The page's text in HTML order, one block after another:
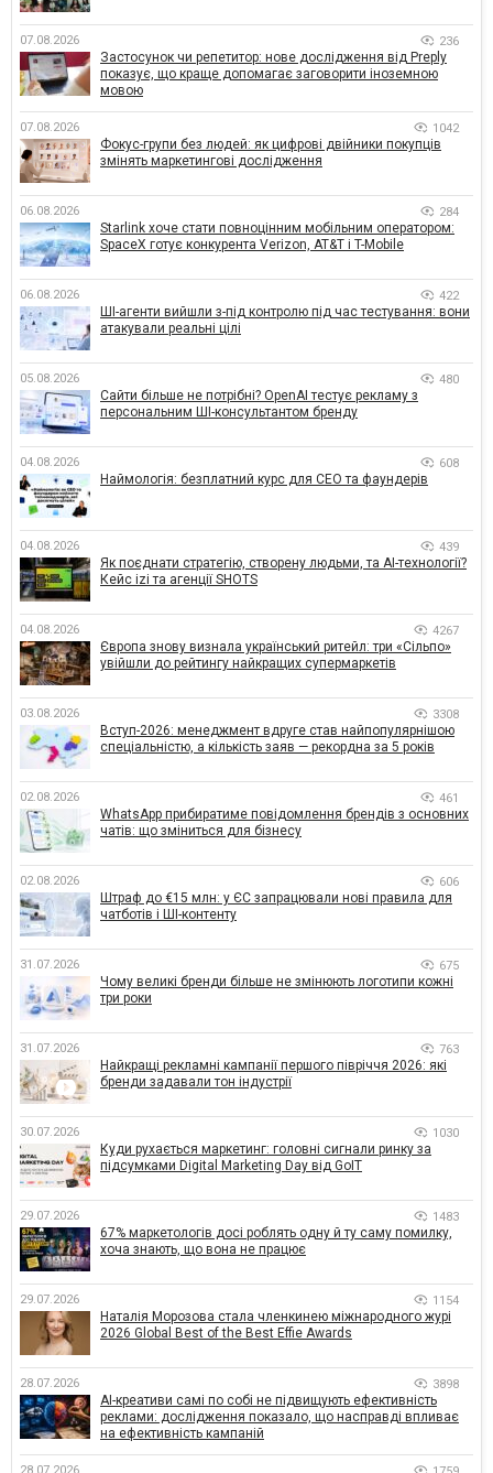
07.08.2026 236
Застосунок чи репетитор: нове дослідження від Preply
показує, що краще допомагає заговорити іноземною
мовою
07.08.2026 1042
Фокус-групи без людей: як цифрові двійники покупців
змінять маркетингові дослідження
06.08.2026 284
Starlink хоче стати повноцінним мобільним оператором:
SpaceX готує конкурента Verizon, AT&T і T-Mobile
06.08.2026 422
ШІ-агенти вийшли з-під контролю під час тестування: вони
атакували реальні цілі
05.08.2026 480
Сайти більше не потрібні? OpenAI тестує рекламу з
персональним ШІ-консультантом бренду
04.08.2026 608
Наймологія: безплатний курс для CEO та фаундерів
04.08.2026 439
Як поєднати стратегію, створену людьми, та AI-технології?
Кейс izi та агенції SHOTS
04.08.2026 4267
Європа знову визнала український ритейл: три «Сільпо»
увійшли до рейтингу найкращих супермаркетів
03.08.2026 3308
Вступ-2026: менеджмент вдруге став найпопулярнішою
спеціальністю, а кількість заяв — рекордна за 5 років
02.08.2026 461
WhatsApp прибиратиме повідомлення брендів з основних
чатів: що зміниться для бізнесу
02.08.2026 606
Штраф до €15 млн: у ЄС запрацювали нові правила для
чатботів і ШІ-контенту
31.07.2026 675
Чому великі бренди більше не змінюють логотипи кожні
три роки
31.07.2026 763
Найкращі рекламні кампанії першого півріччя 2026: які
бренди задавали тон індустрії
30.07.2026 1030
Куди рухається маркетинг: головні сигнали ринку за
підсумками Digital Marketing Day від GoIT
29.07.2026 1483
67% маркетологів досі роблять одну й ту саму помилку,
хоча знають, що вона не працює
29.07.2026 1154
Наталія Морозова стала членкинею міжнародного журі
2026 Global Best of the Best Effie Awards
28.07.2026 3898
AI-креативи самі по собі не підвищують ефективність
реклами: дослідження показало, що насправді впливає
на ефективність кампаній